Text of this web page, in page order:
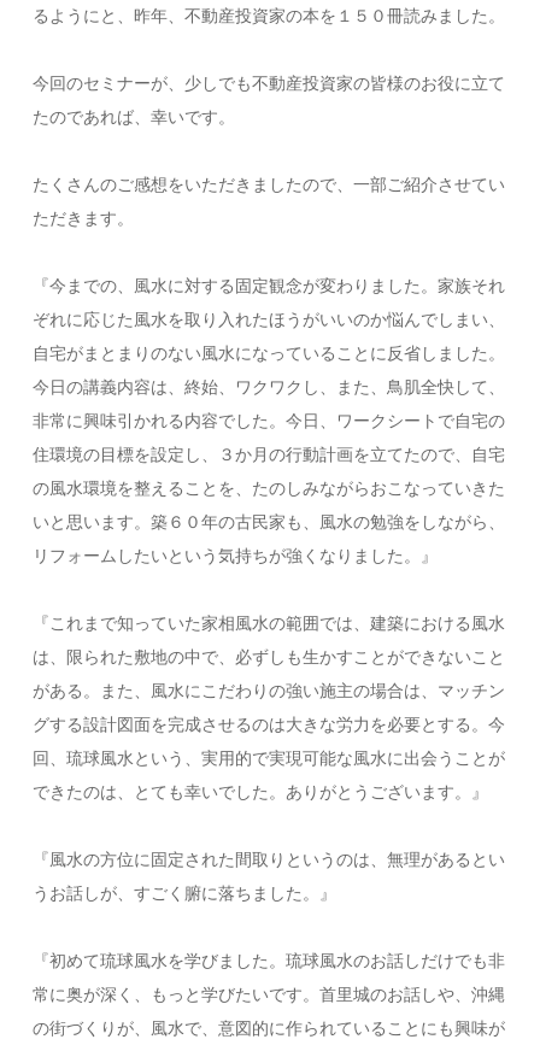
るようにと、昨年、不動産投資家の本を１５０冊読みました。
今回のセミナーが、少しでも不動産投資家の皆様のお役に立て
たのであれば、幸いです。
たくさんのご感想をいただきましたので、一部ご紹介させてい
ただきます。
『今までの、風水に対する固定観念が変わりました。家族それ
ぞれに応じた風水を取り入れたほうがいいのか悩んでしまい、
自宅がまとまりのない風水になっていることに反省しました。
今日の講義内容は、終始、ワクワクし、また、鳥肌全快して、
非常に興味引かれる内容でした。今日、ワークシートで自宅の
住環境の目標を設定し、３か月の行動計画を立てたので、自宅
の風水環境を整えることを、たのしみながらおこなっていきた
いと思います。築６０年の古民家も、風水の勉強をしながら、
リフォームしたいという気持ちが強くなりました。』
『これまで知っていた家相風水の範囲では、建築における風水
は、限られた敷地の中で、必ずしも生かすことができないこと
がある。また、風水にこだわりの強い施主の場合は、マッチン
グする設計図面を完成させるのは大きな労力を必要とする。今
回、琉球風水という、実用的で実現可能な風水に出会うことが
できたのは、とても幸いでした。ありがとうございます。』
『風水の方位に固定された間取りというのは、無理があるとい
うお話しが、すごく腑に落ちました。』
『初めて琉球風水を学びました。琉球風水のお話しだけでも非
常に奥が深く、もっと学びたいです。首里城のお話しや、沖縄
の街づくりが、風水で、意図的に作られていることにも興味が